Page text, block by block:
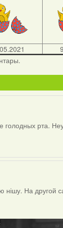
голодных рта.
нішу. На другой